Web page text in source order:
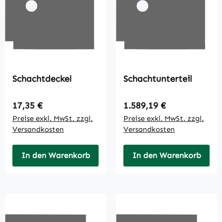
Schachtdeckel
Regulärer Preis:
17,35 €
Preise exkl. MwSt. zzgl.
Versandkosten
In den Warenkorb
Schachtunterteil
Regulärer Preis:
1.589,19 €
Preise exkl. MwSt. zzgl.
Versandkosten
In den Warenkorb